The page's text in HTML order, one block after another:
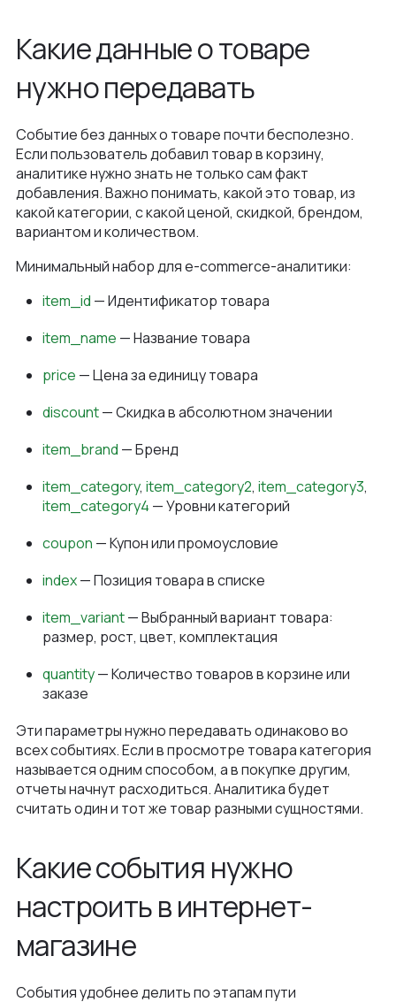
Какие данные о товаре
нужно передавать
Событие без данных о товаре почти бесполезно.
Если пользователь добавил товар в корзину,
аналитике нужно знать не только сам факт
добавления. Важно понимать, какой это товар, из
какой категории, с какой ценой, скидкой, брендом,
вариантом и количеством.
Минимальный набор для e-commerce-аналитики:
item_id — Идентификатор товара
item_name — Название товара
price — Цена за единицу товара
discount— Скидка в абсолютном значении
item_brand — Бренд
item_category, item_category2, item_category3,
item_category4 — Уровни категорий
coupon — Купон или промоусловие
index— Позиция товара в списке
item_variant— Выбранный вариант товара:
размер, рост, цвет, комплектация
quantity— Количество товаров в корзине или
заказе
Эти параметры нужно передавать одинаково во
всех событиях. Если в просмотре товара категория
называется одним способом, а в покупке другим,
отчеты начнут расходиться. Аналитика будет
считать один и тот же товар разными сущностями.
Какие события нужно
настроить в интернет-
магазине
События удобнее делить по этапам пути